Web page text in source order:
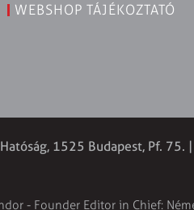
WEBSHOP TÁJÉKOZTATÓ
1525 Budapest, Pf.
- Founder Editor in Chief: